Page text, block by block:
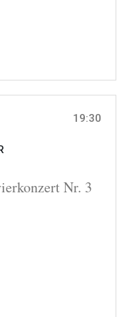
19:30
Nr. 3